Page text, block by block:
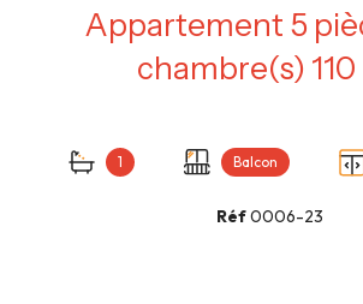
Appartement 5 pièce(s) 3
1 Balcon
Réf0006-23